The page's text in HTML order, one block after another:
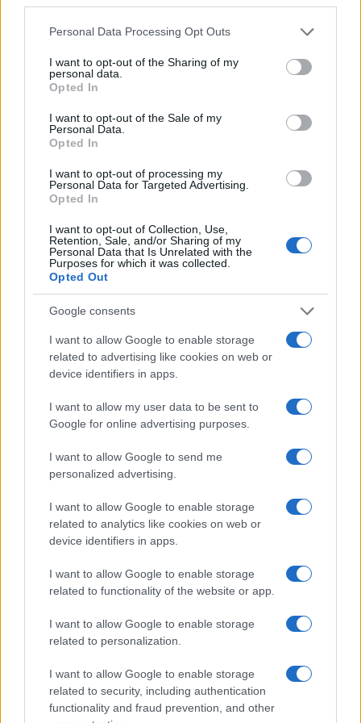
Please note that this website/app uses one or more Google
not limited to your visit or usage behaviour. You may click to
grant or deny consent to Google and its third-party tags to
use your data for below specified purposes in below Google
consent section.
Personal Data Processing Opt Outs
I want to opt-out of the Sharing of my
personal data.
Opted In
I want to opt-out of the Sale of my
Personal Data.
Opted In
I want to opt-out of processing my
Personal Data for Targeted Advertising.
Opted In
I want to opt-out of Collection, Use,
Retention, Sale, and/or Sharing of my
Personal Data that Is Unrelated with the
Purposes for which it was collected.
Opted Out
Google consents
I want to allow Google to enable storage
related to advertising like cookies on web or
device identifiers in apps.
I want to allow my user data to be sent to
Google for online advertising purposes.
I want to allow Google to send me
personalized advertising.
I want to allow Google to enable storage
related to analytics like cookies on web or
device identifiers in apps.
I want to allow Google to enable storage
related to functionality of the website or app.
I want to allow Google to enable storage
related to personalization.
I want to allow Google to enable storage
related to security, including authentication
functionality and fraud prevention, and other
Kim Dzsong Un: Ha provokálnak,
adunk
Nukleáris elrettentést
szorgalmaz Dél-Korea északi
szomszédja ellen
2022. október 27.